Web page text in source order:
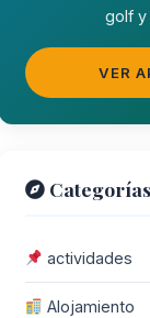
golf y
VER
Categorías
actividades
Alojamiento